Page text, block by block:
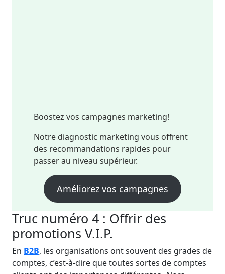
Boostez vos campagnes marketing!
Notre diagnostic marketing vous offrent
des recommandations rapides pour
passer au niveau supérieur.
Améliorez vos campagnes
Truc numéro 4 : Offrir des
promotions V.I.P.
En B2B, les organisations ont souvent des grades de
comptes, c’est-à-dire que toutes sortes de comptes